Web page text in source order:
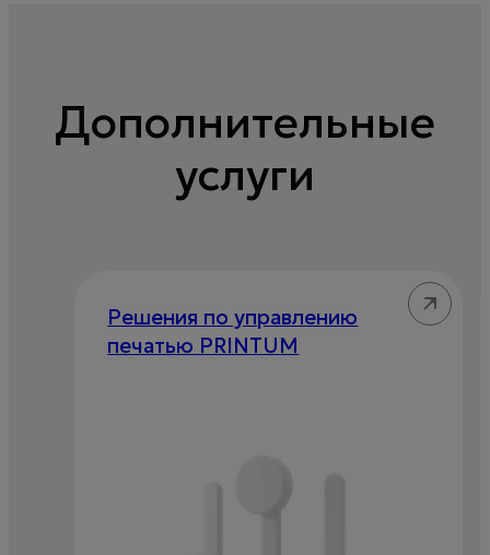
Дополнительные
услуги
Решения по управлению
печатью PRINTUM